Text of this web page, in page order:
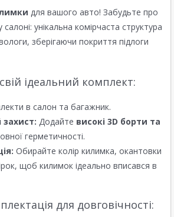
для вашого авто! Забудьте про
унікальна комірчаста структура
зберігаючи покриття підлоги
ідеальний комплект:
в салон та багажник.
Додайте високі 3D борти та
герметичності.
Обирайте колір килимка, окантовки
щоб килимок ідеально вписався в
для довговічності: